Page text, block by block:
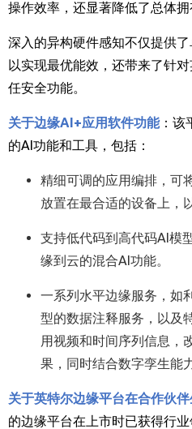
操作效率，还显著降低了总体拥
深入的异构硬件感知不仅提供了
以实现最优能效，还带来了针
任安全功能。
关于边缘AI+应用软件功能：该
的AI功能和工具，包括：
精细可调的应用编排，可
放置在最合适的设备上，
支持低代码到高代码AI模
缘到云的混合AI功能。
一系列水平边缘服务，如
型的数据注释服务，以及
用视频和时间序列信息，
果，同时结合数字孪生能
关于英特尔边缘平台在合作伙
的边缘平台在上市时已获得行